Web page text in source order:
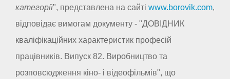
категорії", представлена на сайті www.borovik.com,
відповідає вимогам документу - "ДОВІДНИК
кваліфікаційних характеристик професій
працівників. Випуск 82. Виробництво та
розповсюдження кіно- і відеофільмів", що